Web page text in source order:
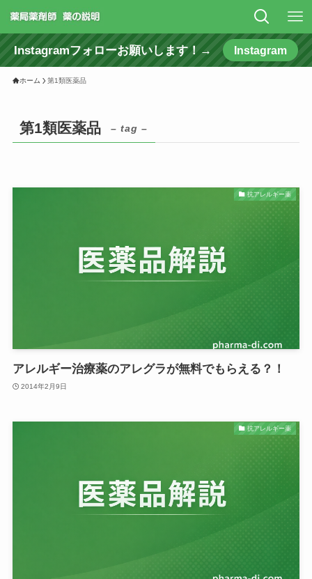
Instagramフォローお願いします！→ Instagram
ホーム 第1類医薬品
第1類医薬品 – tag –
抗アレルギー薬
アレルギー治療薬のアレグラが無料でもらえる？！
2014年2月9日
抗アレルギー薬